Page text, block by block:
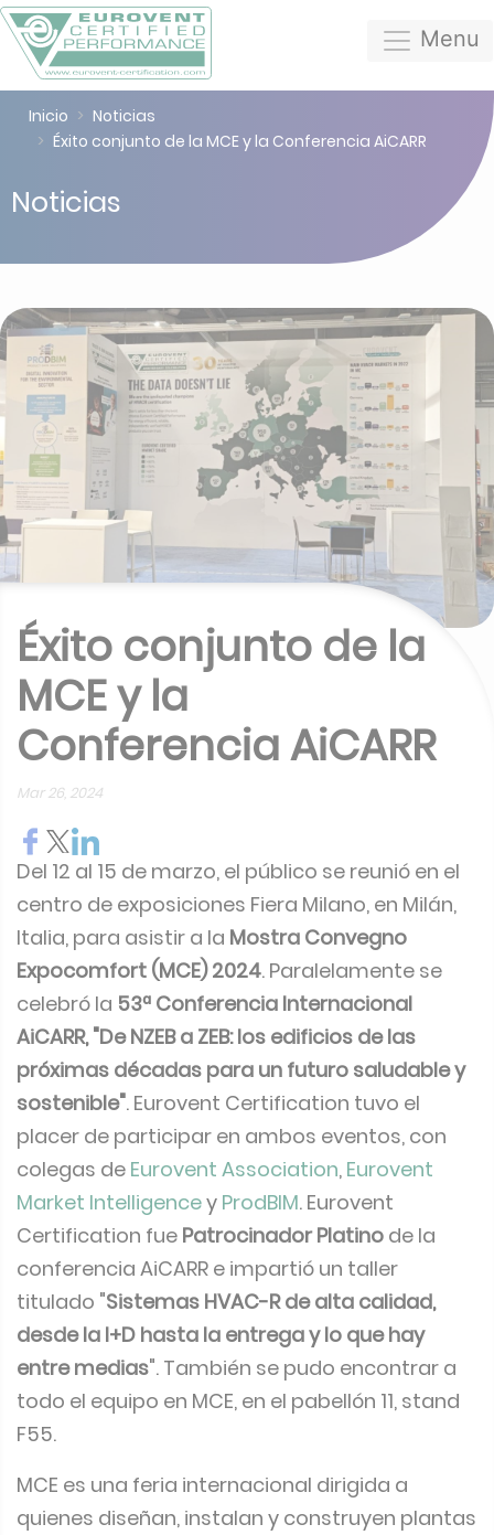
Menu
Inicio
Noticias
Éxito conjunto de la MCE y la Conferencia AiCARR
Noticias
Éxito conjunto de la
MCE y la
Conferencia AiCARR
Mar 26, 2024
Del 12 al 15 de marzo, el público se reunió en el
centro de exposiciones Fiera Milano, en Milán,
Italia, para asistir a la Mostra Convegno
Expocomfort (MCE) 2024. Paralelamente se
celebró la 53ª Conferencia Internacional
AiCARR, "De NZEB a ZEB: los edificios de las
próximas décadas para un futuro saludable y
sostenible". Eurovent Certification tuvo el
placer de participar en ambos eventos, con
colegas de Eurovent Association, Eurovent
Market Intelligencey ProdBIM. Eurovent
Certification fue Patrocinador Platino de la
conferencia AiCARR e impartió un taller
titulado "Sistemas HVAC-R de alta calidad,
desde la I+D hasta la entrega y lo que hay
entre medias". También se pudo encontrar a
todo el equipo en MCE, en el pabellón 11, stand
F55.
MCE es una feria internacional dirigida a
quienes diseñan, instalan y construyen plantas